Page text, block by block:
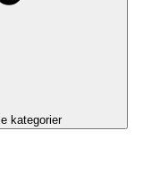
kategorier